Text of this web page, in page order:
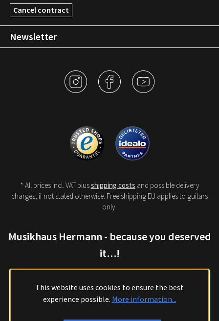
Cancel contract
Newsletter
* All prices incl. VAT plusshipping costs and possible delivery
charges, if not stated otherwise. Free shipping EU applies to guitars
only.
Musikhaus Hermann - because you deserved
it…!
This website uses cookies to ensure the best
experience possible. More information...